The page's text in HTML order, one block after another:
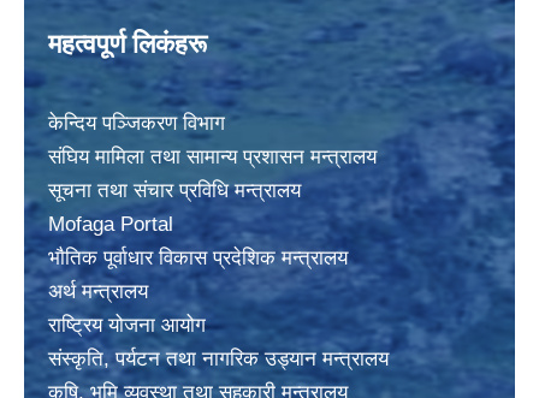
महत्वपूर्ण लिकंहरू
केन्दिय पञ्जिकरण विभाग
संघिय मामिला तथा सामान्य प्रशासन मन्त्रालय
सूचना तथा संचार प्रविधि मन्त्रालय
Mofaga Portal
भाैतिक पूर्वाधार विकास प्रदेशिक मन्त्रालय
अर्थ मन्त्रालय
राष्ट्रिय योजना आयोग
संस्कृति, पर्यटन तथा नागरिक उड्यान मन्त्रालय
कृषि, भुमि व्यवस्था तथा सहकारी मन्त्रालय